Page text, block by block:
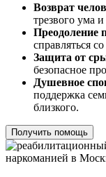
Возврат
трезвого ума
Преодоление
справляться
Защита от
безопасное
Душевное
поддержка
близкого.
Получить помощь